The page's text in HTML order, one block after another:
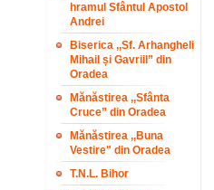
hramul Sfântul Apostol
Andrei
Biserica ,,Sf. Arhangheli
Mihail și Gavriil” din
Oradea
Mănăstirea ,,Sfânta
Cruce” din Oradea
Mănăstirea ,,Buna
Vestire" din Oradea
T.N.L. Bihor